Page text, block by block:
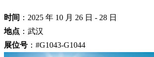
时间 ：2025 年 10 月 26 日 - 28 日
地点 ：武汉
展位号 ：#G1043-G1044